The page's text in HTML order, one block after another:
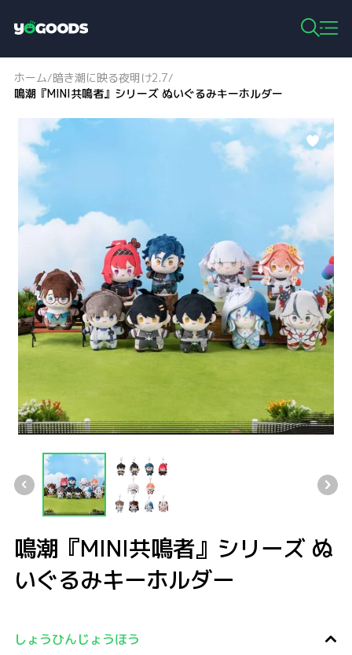
o
g
o
o
ホーム/暗き潮に映る夜明け2.7/
鳴潮『MINI共鳴者』シリーズ ぬいぐるみキーホルダー
鳴潮『MINI共鳴者』シリーズ ぬ
いぐるみキーホルダー
しょうひんじょうほう